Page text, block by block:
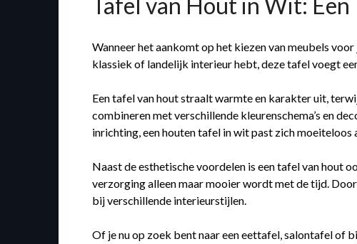
Wanneer het aankomt op het kiezen van meubels
klassiek of landelijk interieur hebt, deze tafel voegt
Een tafel van hout straalt warmte en karakter uit,
combineren met verschillende kleurenschema’s en
inrichting, een houten tafel in wit past zich moeiteloos
Naast de esthetische voordelen is een tafel van hout
verzorging alleen maar mooier wordt met de tijd.
bij verschillende interieurstijlen.
Of je nu op zoek bent naar een eettafel, salontafel of